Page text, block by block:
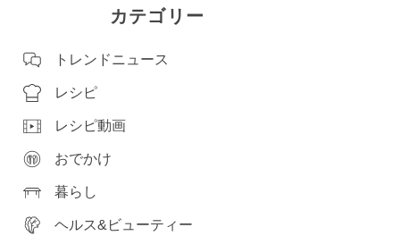
カテゴリー
トレンドニュース
レシピ
レシピ動画
おでかけ
暮らし
ヘルス&ビューティー